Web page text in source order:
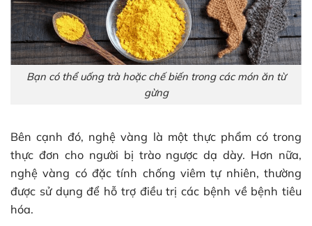
Bạn có thể uống trà hoặc chế biến trong các món ăn từ
gừng
Bên cạnh đó, nghệ vàng là một thực phẩm có trong
thực đơn cho người bị trào ngược dạ dày. Hơn nữa,
nghệ vàng có đặc tính chống viêm tự nhiên, thường
được sử dụng để hỗ trợ điều trị các bệnh về bệnh tiêu
hóa.